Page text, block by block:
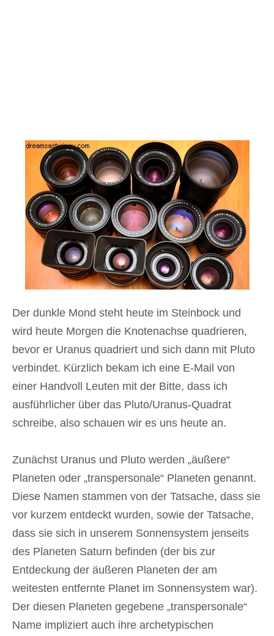
Der dunkle Mond steht heute im Steinbock und
wird heute Morgen die Knotenachse quadrieren,
bevor er Uranus quadriert und sich dann mit Pluto
verbindet. Kürzlich bekam ich eine E-Mail von
einer Handvoll Leuten mit der Bitte, dass ich
ausführlicher über das Pluto/Uranus-Quadrat
schreibe, also schauen wir es uns heute an.
Zunächst Uranus und Pluto werden „äußere“
Planeten oder „transpersonale“ Planeten genannt.
Diese Namen stammen von der Tatsache, dass sie
vor kurzem entdeckt wurden, sowie der Tatsache,
dass sie sich in unserem Sonnensystem jenseits
des Planeten Saturn befinden (der bis zur
Entdeckung der äußeren Planeten der am
weitesten entfernte Planet im Sonnensystem war).
Der diesen Planeten gegebene „transpersonale“
Name impliziert auch ihre archetypischen